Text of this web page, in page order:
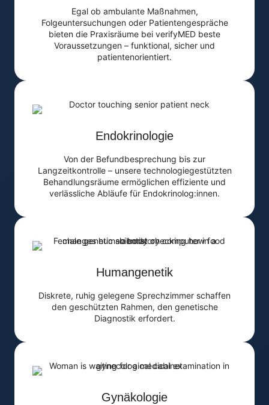
Egal ob ambulante Maßnahmen,
Folgeuntersuchungen oder Patientengespräche
bieten die Praxisräume bei verifyMED beste
Voraussetzungen – funktional, sicher und
patientenorientiert.
Endokrinologie
Von der Befundbesprechung bis zur
Langzeitkontrolle – unsere technologiegestützten
Behandlungsräume ermöglichen effiziente und
verlässliche Abläufe für Endokrinolog:innen.
Humangenetik
Diskrete, ruhig gelegene Sprechzimmer schaffen
den geschützten Rahmen, den genetische
Diagnostik erfordert.
Gynäkologie